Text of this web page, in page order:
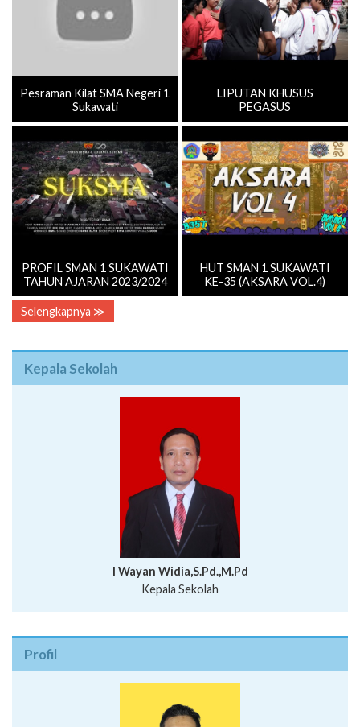
Pesraman Kilat SMA Negeri 1
Sukawati
LIPUTAN KHUSUS
PEGASUS
PROFIL SMAN 1 SUKAWATI
TAHUN AJARAN 2023/2024
HUT SMAN 1 SUKAWATI
KE-35 (AKSARA VOL.4)
Selengkapnya ≫
Kepala Sekolah
I Wayan Widia,S.Pd.,M.Pd
Kepala Sekolah
Profil